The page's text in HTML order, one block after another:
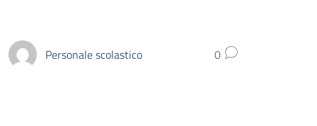
Personale scolastico 0